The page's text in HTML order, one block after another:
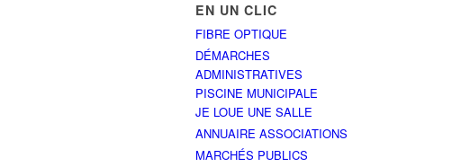
EN UN CLIC
FIBRE OPTIQUE
DÉMARCHES
ADMINISTRATIVES
PISCINE MUNICIPALE
JE LOUE UNE SALLE
ANNUAIRE ASSOCIATIONS
MARCHÉS PUBLICS